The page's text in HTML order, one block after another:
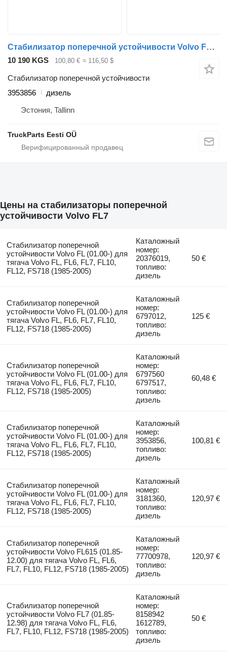
Стабилизатор поперечной устойчивости Volvo FL (01.00-) 3953856 для тягача Volvo FL, FL6, FL7, FL10, FL12, FS718 (1985-2005)
10 190 KGS 100,80 € ≈ 116,50 $
Стабилизатор поперечной устойчивости
3953856
дизель
Эстония, Tallinn
TruckParts Eesti OÜ
Цены на стабилизаторы поперечной
устойчивости Volvo FL7
Стабилизатор поперечной
устойчивости Volvo FL (01.00-) для
тягача Volvo FL, FL6, FL7, FL10,
FL12, FS718 (1985-2005)
Каталожный
номер:
20376019,
топливо:
дизель
50 €
Стабилизатор поперечной
устойчивости Volvo FL (01.00-) для
тягача Volvo FL, FL6, FL7, FL10,
FL12, FS718 (1985-2005)
Каталожный
номер:
6797012,
топливо:
дизель
125 €
Стабилизатор поперечной
устойчивости Volvo FL (01.00-) для
тягача Volvo FL, FL6, FL7, FL10,
FL12, FS718 (1985-2005)
Каталожный
номер:
6797560
6797517,
топливо:
дизель
60,48 €
Стабилизатор поперечной
устойчивости Volvo FL (01.00-) для
тягача Volvo FL, FL6, FL7, FL10,
FL12, FS718 (1985-2005)
Каталожный
номер:
3953856,
топливо:
дизель
100,81 €
Стабилизатор поперечной
устойчивости Volvo FL (01.00-) для
тягача Volvo FL, FL6, FL7, FL10,
FL12, FS718 (1985-2005)
Каталожный
номер:
3181360,
топливо:
дизель
120,97 €
Стабилизатор поперечной
устойчивости Volvo FL615 (01.85-
12.00) для тягача Volvo FL, FL6,
FL7, FL10, FL12, FS718 (1985-2005)
Каталожный
номер:
77700978,
топливо:
дизель
120,97 €
Стабилизатор поперечной
устойчивости Volvo FL7 (01.85-
12.98) для тягача Volvo FL, FL6,
FL7, FL10, FL12, FS718 (1985-2005)
Каталожный
номер:
8158942
1612789,
топливо:
дизель
50 €